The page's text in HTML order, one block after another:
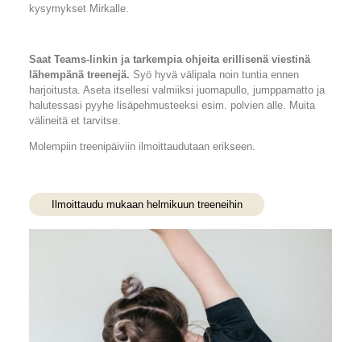
kysymykset Mirkalle.
Saat Teams-linkin ja tarkempia ohjeita erillisenä viestinä
lähempänä treenejä. Syö hyvä välipala noin tuntia ennen
harjoitusta. Aseta itsellesi valmiiksi juomapullo, jumppamatto ja
halutessasi pyyhe lisäpehmusteeksi esim. polvien alle. Muita
välineitä et tarvitse.
Molempiin treenipäiviin ilmoittaudutaan erikseen.
Ilmoittaudu mukaan helmikuun treeneihin